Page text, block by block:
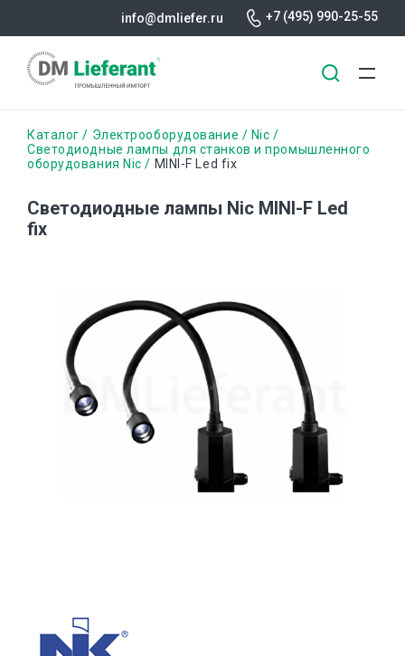
основному
info@dmliefer.ru +7 (495) 990-25-55
Строка
навигации
Каталог Электрооборудование
Nic
Светодиодные лампы для станков и промышленного
оборудования Nic
MINI-F Led fix
Светодиодные лампы Nic MINI-F Led
fix